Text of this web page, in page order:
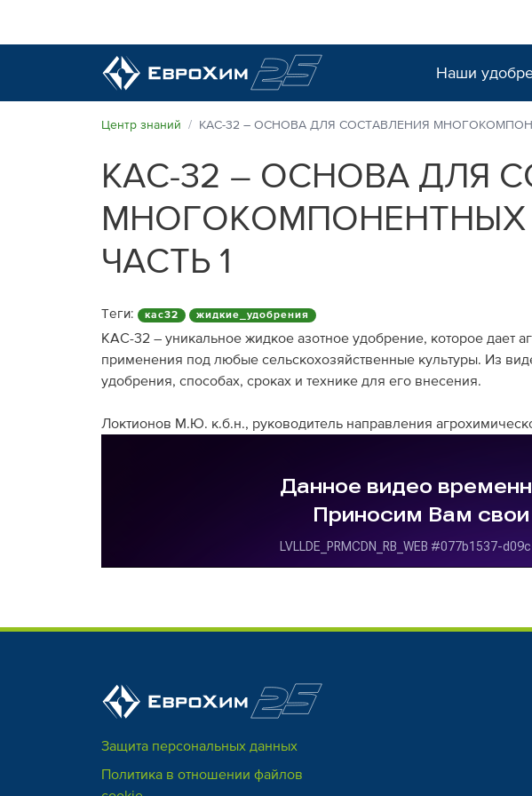
Наши
Наши удобрения
Качество от лидера рынка
Полевые опыты
Новости и события
Наши контакты
Центр знаний КАС-32 – ОСНОВА ДЛЯ СОСТАВЛЕНИЯ
КАС-32 – ОСНОВА ДЛЯ
МНОГОКОМПОНЕНТНЫХ
ЧАСТЬ 1
Теги: кас32 жидкие_удобрения
КАС-32 – уникальное жидкое азотное удобрение, которое дает
применения под любые сельскохозяйственные культуры. Из
удобрения, способах, сроках и технике для его внесения.
Локтионов М.Ю. к.б.н., руководитель направления
Защита персональных данных
Политика в отношении файлов